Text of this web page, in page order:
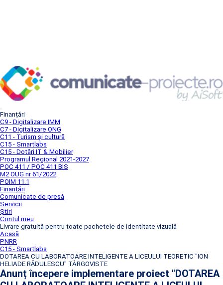
Finanțări
C9 - Digitalizare IMM
C7 - Digitalizare ONG
C11 - Turism și cultură
C15 - Smartlabs
C15 - Dotări IT & Mobilier
Programul Regional 2021-2027
POC 411 / POC 411 BIS
M2 OUG nr 61/2022
POIM 11.1
Finanțări
Comunicate de presă
Servicii
Știri
Contul meu
Livrare gratuită pentru toate pachetele de identitate vizuală
Acasă
PNRR
C15 - Smartlabs
DOTAREA CU LABORATOARE INTELIGENTE A LICEULUI TEORETIC "ION
HELIADE RĂDULESCU" TÂRGOVISTE
Anunț începere implementare proiect "DOTAREA